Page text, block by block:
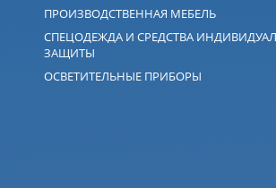
ПРОИЗВОДСТВЕННАЯ МЕБЕЛЬ
СПЕЦОДЕЖДА И СРЕДСТВА
ЗАЩИТЫ
ОСВЕТИТЕЛЬНЫЕ ПРИБОРЫ